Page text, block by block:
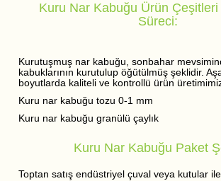
Kuru Nar Kabuğu Ürün Çeşitleri
Süreci:
Kurutuşmuş nar kabuğu, sonbahar
kabuklarının kurutulup öğütülmüş şeklidir.
boyutlarda kaliteli ve kontrollü ürün
Kuru nar kabuğu tozu 0-1 mm
Kuru nar kabuğu granülü çaylık
Kuru Nar Kabuğu Paket
Toptan satış endüstriyel çuval veya kutular ile